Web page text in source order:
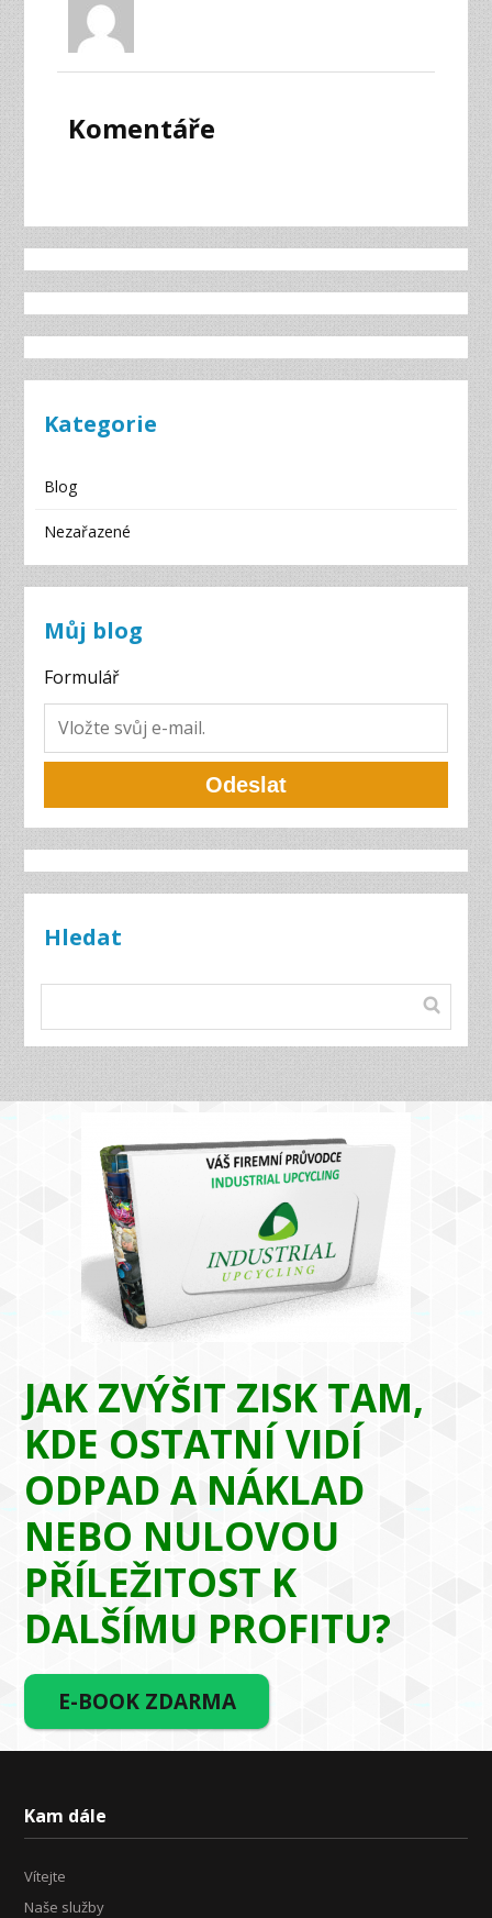
Komentáře
Kategorie
Blog
Nezařazené
Můj blog
Formulář
Odeslat
Hledat
JAK ZVÝŠIT ZISK TAM,
KDE OSTATNÍ VIDÍ
ODPAD A NÁKLAD
NEBO NULOVOU
PŘÍLEŽITOST K
DALŠÍMU PROFITU?
E-BOOK ZDARMA
Kam dále
Vítejte
Naše služby